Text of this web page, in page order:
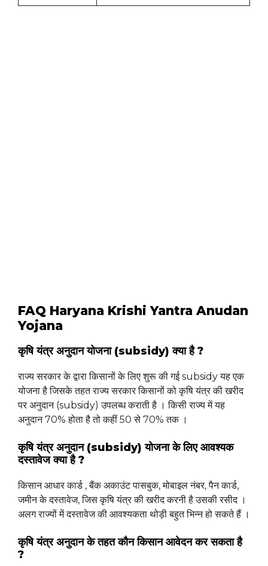
FAQ Haryana Krishi Yantra Anudan
Yojana
कृषि यंत्र अनुदान योजना (subsidy) क्या है ?
राज्य सरकार के द्वारा किसानों के लिए शुरू की गई subsidy यह एक
योजना है जिसके तहत राज्य सरकार किसानों को कृषि यंत्र की खरीद
पर अनुदान (subsidy) उपलब्ध कराती है । किसी राज्य में यह
अनुदान 70% होता है तो कहीं 50 से 70% तक ।
कृषि यंत्र अनुदान (subsidy) योजना के लिए आवश्यक
दस्तावेज क्या है ?
किसान आधार कार्ड , बैंक अकाउंट पासबुक, मोबाइल नंबर, पैन कार्ड,
जमीन के दस्तावेज, जिस कृषि यंत्र की खरीद करनी है उसकी रसीद ।
अलग राज्यों में दस्तावेज की आवश्यकता थोड़ी बहुत भिन्न हो सकते हैं ।
कृषि यंत्र अनुदान के तहत कौन किसान आवेदन कर सकता है
?